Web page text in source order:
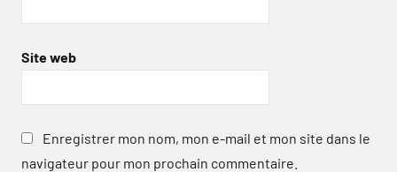
Site web
Enregistrer mon nom, mon e-mail et mon site dans le
navigateur pour mon prochain commentaire.